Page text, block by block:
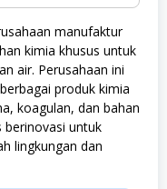
manufaktur
kimia khusus untuk
air. Perusahaan ini
produk kimia
koagulan, dan bahan
berinovasi untuk
lingkungan dan